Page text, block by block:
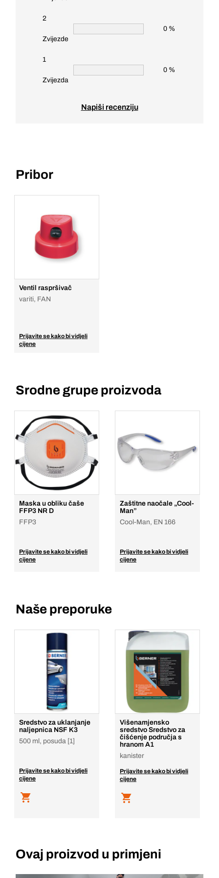
2
Zvijezde
0 %
1
Zvijezda
0 %
Napiši recenziju
Pribor
Ventil raspršivač
variti, FAN
Prijavite se kako bi vidjeli
cijene
Srodne grupe proizvoda
Maska u obliku čaše
FFP3 NR D
FFP3
Prijavite se kako bi vidjeli
cijene
Zaštitne naočale „Cool-
Man”
Cool-Man, EN 166
Prijavite se kako bi vidjeli
cijene
Naše preporuke
Sredstvo za uklanjanje
naljepnica NSF K3
500 ml, posuda [1]
Prijavite se kako bi vidjeli
cijene
Višenamjensko
sredstvo Sredstvo za
čišćenje područja s
hranom A1
kanister
Prijavite se kako bi vidjeli
cijene
Ovaj proizvod u primjeni